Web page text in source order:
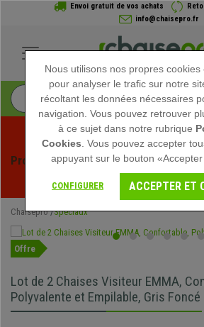
Envoi gratuit de vos achats
info@chaisepro.fr
Profitez des soldes d'été chez
exclusives pour une durée
Chaisepro Spéciaux
Offre
Lot de 2 Chaises Visiteur EMMA,
Polyvalente et Empilable, Gris Foncé
Nous utilisons nos propres
pour analyser le trafic sur notre
récoltant les données nécessaires
navigation. Vous pouvez retrouver
à ce sujet dans notre rubrique
Cookies . Vous pouvez accepter
appuyant sur le bouton
CONFIGURER ACCEPTER ET